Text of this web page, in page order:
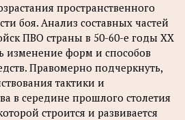
пространственного
боя. Анализ составных частей
ПВО страны в 50-60-е годы XX
изменение форм и способов
Правомерно подчеркнуть,
тактики и
в середине прошлого столетия
строится и развивается